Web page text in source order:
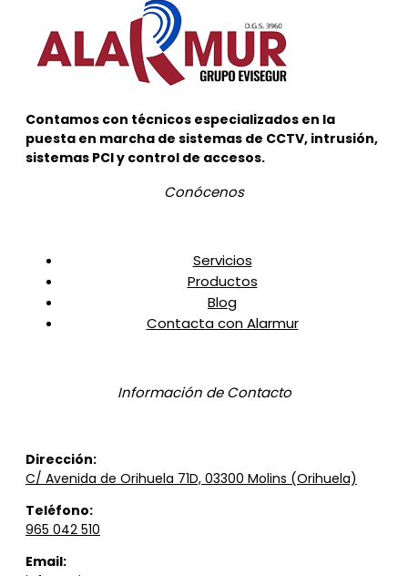
Contamos con técnicos especializados en la
puesta en marcha de sistemas de CCTV, intrusión,
sistemas PCI y control de accesos.
Conócenos
Servicios
Productos
Blog
Contacta con Alarmur
Información de Contacto
Dirección:
C/ Avenida de Orihuela 71D, 03300 Molins (Orihuela)
Teléfono:
965 042 510
Email: